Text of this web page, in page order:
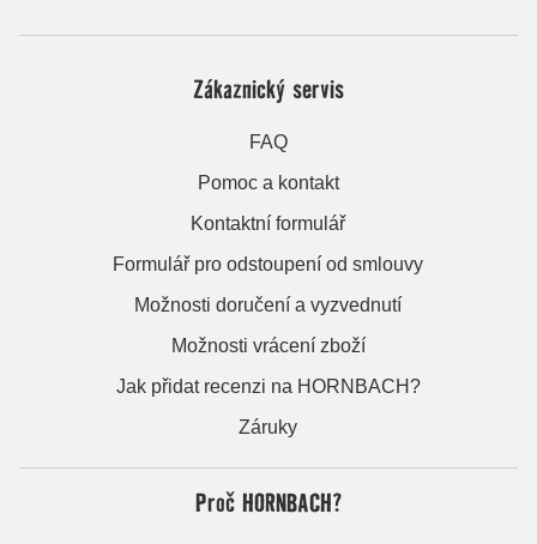
Zákaznický servis
FAQ
Pomoc a kontakt
Kontaktní formulář
Formulář pro odstoupení od smlouvy
Možnosti doručení a vyzvednutí
Možnosti vrácení zboží
Jak přidat recenzi na HORNBACH?
Záruky
Proč HORNBACH?